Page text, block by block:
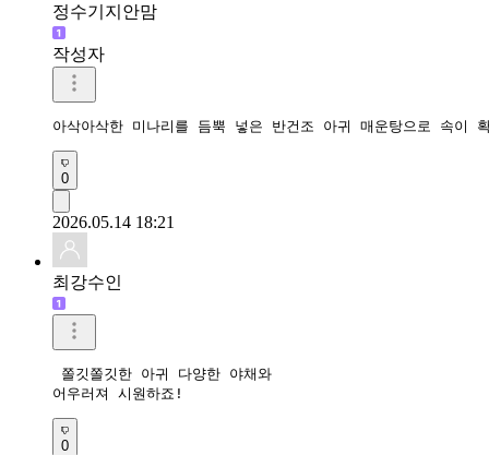
정수기지안맘
작성자
아삭아삭한 미나리를 듬뿍 넣은 반건조 아귀 매운탕으로 속이
0
2026.05.14 18:21
최강수인
쫄깃쫄깃한 아귀 다양한 야채와
어우러져 시원하죠!
0